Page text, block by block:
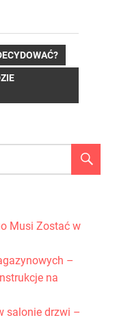
Musi Zostać w
–
na
salonie drzwi –